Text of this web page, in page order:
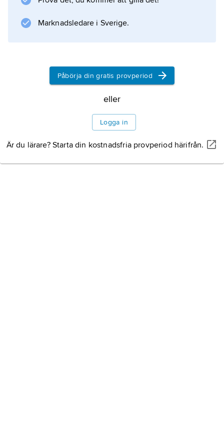
Marknadsledare i Sverige.
Påbörja din gratis provperiod
eller
Logga in
Är du lärare? Starta din kostnadsfria provperiod härifrån.